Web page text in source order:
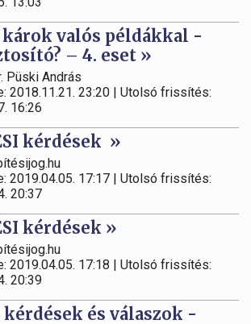
valós példákkal -
– 4. eset »
Püski András
2018.11.21. 23:20 | Utolsó frissítés:
16:26
kérdések »
2019.04.05. 17:17 | Utolsó frissítés:
20:37
kérdések »
2019.04.05. 17:18 | Utolsó frissítés:
20:39
és válaszok -